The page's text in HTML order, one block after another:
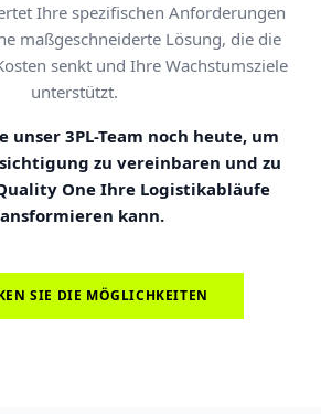
Ihre spezifischen Anforderungen
maßgeschneiderte Lösung, die die
senkt und Ihre Wachstumsziele
unterstützt.
unser 3PL-Team noch heute, um
zu vereinbaren und zu
One Ihre Logistikabläufe
kann.
SIE DIE MÖGLICHKEITEN